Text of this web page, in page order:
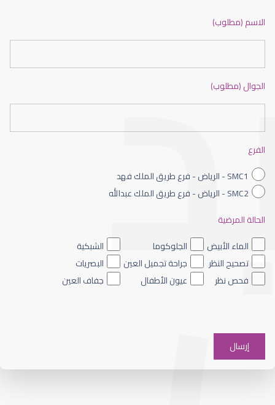
طبيب عيون شمال الرياض
طبيب عيون الرياض
الاسم (مطلوب)
الجوال (مطلوب)
الفرع
SMC1 - الرياض - فرع طريق الملك فهد
SMC2 - الرياض - فرع طريق الملك عبدالله
الحالة المرضية
الماء الأبيض
الجلوكوما
الشبكية
تصحيح النظر
جراحة تجميل العين
البصريات
فحص نظر
عيون الأطفال جفاف العين